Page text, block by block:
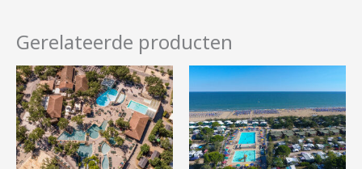
Gerelateerde producten